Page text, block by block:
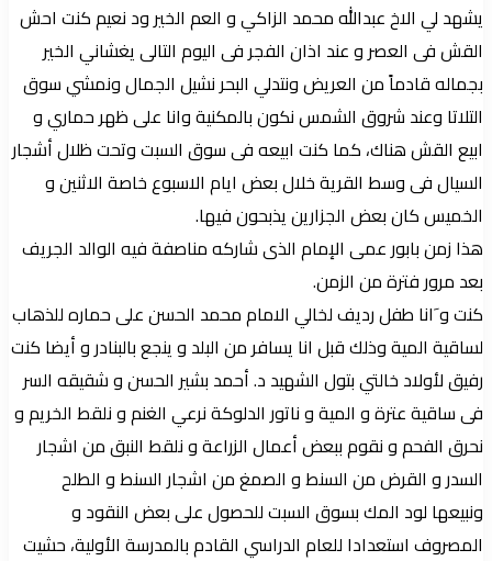
يشهد لي الاخ عبدالله محمد الزاكي و العم الخير ود نعيم كنت احش
القش فى العصر و عند اذان الفجر فى اليوم التالى يغشاني الخير
بجماله قادماً من العريض ونتدلي البحر نشيل الجمال ونمشي سوق
التلاتا وعند شروق الشمس نكون بالمكنية وانا على ظهر حماري و
ابيع القش هناك، كما كنت ابيعه فى سوق السبت وتحت ظلال أشجار
السيال فى وسط القرية خلال بعض ايام الاسبوع خاصة الاثنين و
الخميس كان بعض الجزارين يذبحون فيها.
هذا زمن بابور عمى الإمام الذى شاركه مناصفة فيه الوالد الجريف
بعد مرور فترة من الزمن.
كنت و َانا طفل رديف لخالي الامام محمد الحسن على حماره للذهاب
لساقية المية وذلك قبل انا يسافر من البلد و ينجع بالبنادر و أيضا كنت
رفيق لأولاد خالتي بتول الشهيد د. أحمد بشير الحسن و شقيقه السر
فى ساقية عترة و المية و ناتور الدلوكة نرعي الغنم و نلقط الخريم و
نحرق الفحم و نقوم ببعض أعمال الزراعة و نلقط النبق من اشجار
السدر و القرض من السنط و الصمغ من اشجار السنط و الطلح
ونبيعها لود المك بسوق السبت للحصول على بعض النقود و
المصروف استعدادا للعام الدراسي القادم بالمدرسة الأولية، حشيت